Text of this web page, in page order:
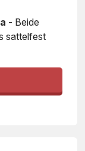
- Beide
sattelfest